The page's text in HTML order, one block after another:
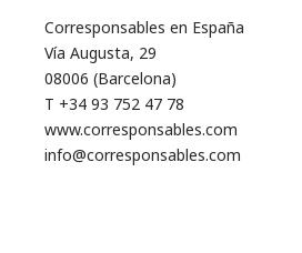
Corresponsables en España
Vía Augusta, 29
08006 (Barcelona)
T +34 93 752 47 78
www.corresponsables.com
info@corresponsables.com